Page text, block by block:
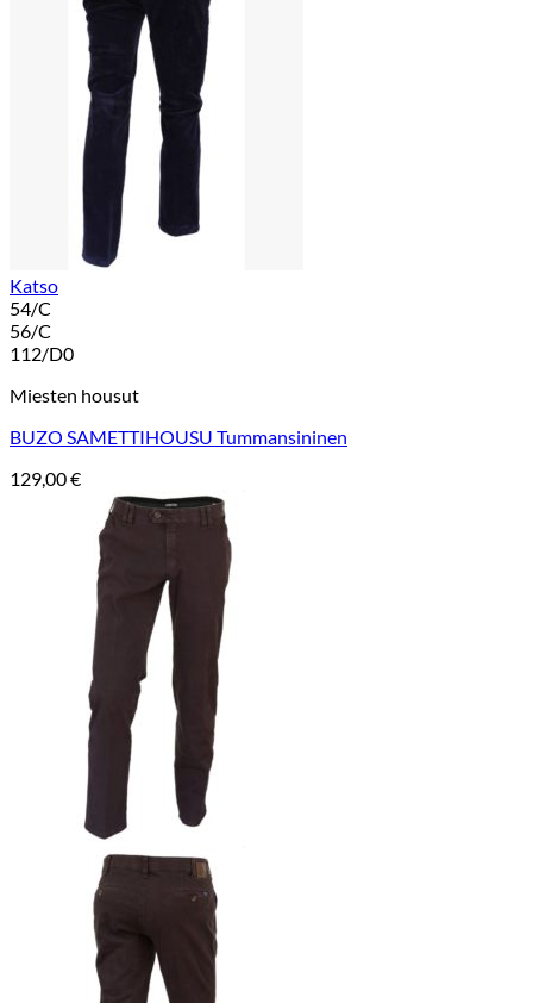
Katso
54/C
56/C
112/D0
Miesten housut
BUZO SAMETTIHOUSU Tummansininen
129,00€